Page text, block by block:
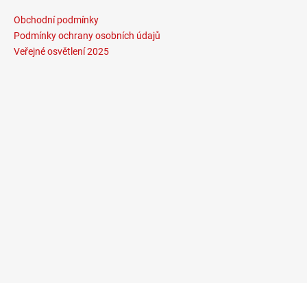
Obchodní podmínky
Podmínky ochrany osobních údajů
Veřejné osvětlení 2025